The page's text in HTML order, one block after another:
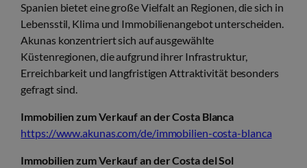
Spanien bietet eine große Vielfalt an Regionen, die sich in
Lebensstil, Klima und Immobilienangebot unterscheiden.
Akunas konzentriert sich auf ausgewählte
Küstenregionen, die aufgrund ihrer Infrastruktur,
Erreichbarkeit und langfristigen Attraktivität besonders
gefragt sind.
Immobilien zum Verkauf an der Costa Blanca
https://www.akunas.com/de/immobilien-costa-blanca
Immobilien zum Verkauf an der Costa del Sol